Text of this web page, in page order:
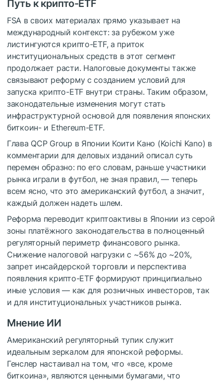
Путь к крипто-ETF
FSA в своих материалах прямо указывает на
международный контекст: за рубежом уже
листингуются крипто-ETF, а приток
институциональных средств в этот сегмент
продолжает расти. Налоговые документы также
связывают реформу с созданием условий для
запуска крипто-ETF внутри страны. Таким образом,
законодательные изменения могут стать
инфраструктурной основой для появления японских
биткоин- и Ethereum-ETF.
Глава QCP Group в Японии Коити Кано (Koichi Kano) в
комментарии для деловых изданий описал суть
перемен образно: по его словам, раньше участники
рынка играли в футбол, не зная правил, — теперь
всем ясно, что это американский футбол, а значит,
каждый должен надеть шлем.
Реформа переводит криптоактивы в Японии из серой
зоны платёжного законодательства в полноценный
регуляторный периметр финансового рынка.
Снижение налоговой нагрузки с ~56% до ~20%,
запрет инсайдерской торговли и перспектива
появления крипто-ETF формируют принципиально
иные условия — как для розничных инвесторов, так
и для институциональных участников рынка.
Мнение ИИ
Американский регуляторный тупик служит
идеальным зеркалом для японской реформы.
Генслер настаивал на том, что «все, кроме
биткоина», являются ценными бумагами, что